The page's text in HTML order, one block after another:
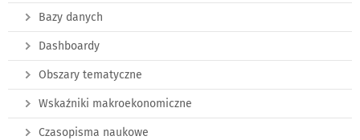
Bazy danych
Dashboardy
Obszary tematyczne
Wskaźniki makroekonomiczne
Czasopisma naukowe